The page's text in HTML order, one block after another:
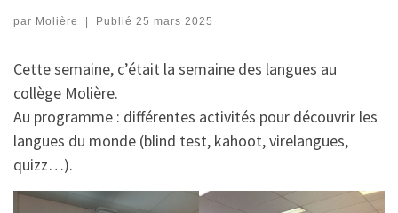
par Molière Publié 25 mars 2025
Cette semaine, c’était la semaine des langues au
collège Molière.
Au programme : différentes activités pour découvrir les
langues du monde (blind test, kahoot, virelangues,
quizz…).